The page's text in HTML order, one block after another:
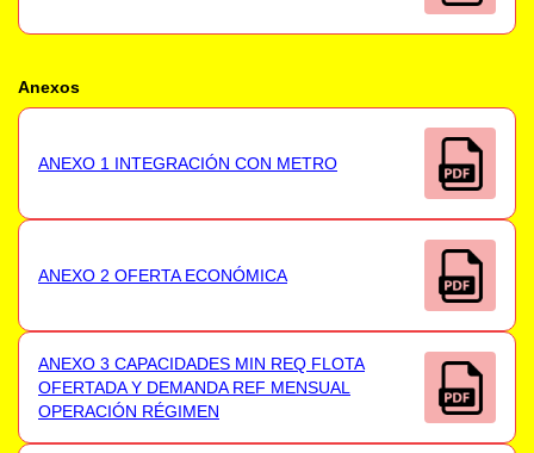
Anexos
ANEXO 1 INTEGRACIÓN CON METRO
ANEXO 2 OFERTA ECONÓMICA
ANEXO 3 CAPACIDADES MIN REQ FLOTA
OFERTADA Y DEMANDA REF MENSUAL
OPERACIÓN RÉGIMEN